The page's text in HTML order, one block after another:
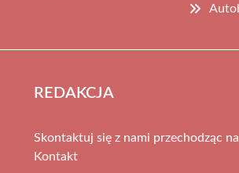
REDAKCJA
Skontaktuj się z nami przechodząc
Kontakt